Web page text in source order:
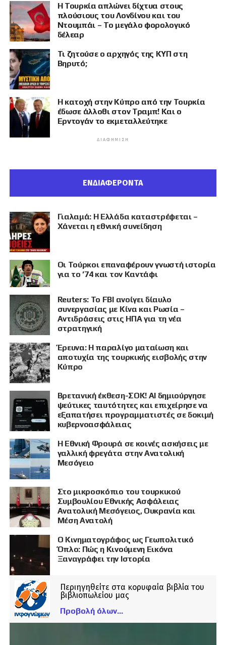
Η Τουρκία απλώνει δίχτυα στους
πλούσιους του Λονδίνου και του
Ντουμπάι – Το μεγάλο φορολογικό
δέλεαρ
Τι ζητούσε ο αρχηγός της ΚΥΠ στη
Βηρυτό;
Η κατοχή στην Κύπρο από την Τουρκία
έδωσε άλλοθι στον Τραμπ! Και ο
Ερντογάν το εκμεταλλεύτηκε
ΔΙΑΦΉΜΙΣΗ
ΕΝΔΙΑΦΕΡΟΝΤΑ
Γιαλαμά: Η Ελλάδα καταστρέφεται –
Χάνεται η εθνική συνείδηση
Οι Τούρκοι επαναφέρουν γνωστή ιστορία
για το ’74 και τον Καντάφι
Reuters: Το FBI ανοίγει δίαυλο
συνεργασίας με Κίνα και Ρωσία –
Αντιδράσεις στις ΗΠΑ για τη νέα
στρατηγική
Έρευνα: Η παραλίγο ματαίωση και
αποτυχία της τουρκικής εισβολής στην
Κύπρο
Βρετανική έκθεση-ΣΟΚ! AI δημιούργησε
ψεύτικες ταυτότητες και επιχείρησε να
εξαπατήσει προγραμματιστές σε δοκιμή
κυβερνοασφάλειας
Η Εθνική Φρουρά σε κοινές ασκήσεις με
γαλλική φρεγάτα στην Ανατολική
Μεσόγειο
Στο μικροσκόπιο του τουρκικού
Συμβουλίου Εθνικής Ασφάλειας
Ανατολική Μεσόγειος, Ουκρανία και
Μέση Ανατολή
Ο Κινηματογράφος ως Γεωπολιτικό
Όπλο: Πώς η Κινούμενη Εικόνα
Ξαναγράφει την Ιστορία
Περιηγηθείτε στα κορυφαία βιβλία του
βιβλιοπωλείου μας
Προβολή όλων